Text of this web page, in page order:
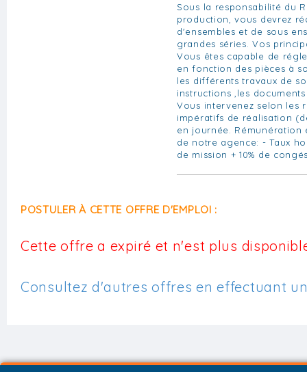
Sous la responsabilité du
production, vous devrez
d'ensembles et de sous
grandes séries. Vos
Vous êtes capable de
en fonction des pièces à
les différents travaux de
instructions ,les
Vous intervenez selon les
impératifs de réalisation
en journée. Rémunération
de notre agence: - Taux
de mission + 10% de
POSTULER À CETTE OFFRE D'EMPLOI :
Cette offre a expiré et n'est plus
Consultez d'autres offres en effectuant